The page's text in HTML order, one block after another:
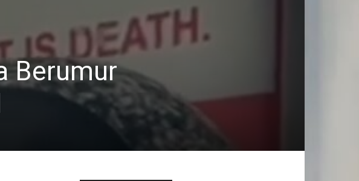
Berumur